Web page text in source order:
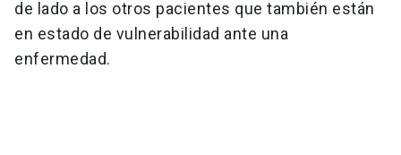
de lado a los otros pacientes que también están
en estado de vulnerabilidad ante una
enfermedad.